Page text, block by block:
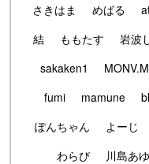
さきはま
めばる
結
ももたす 岩波
sakaken1
fumi
mamune
ぽんちゃん
よーじ
わらび
川島あ